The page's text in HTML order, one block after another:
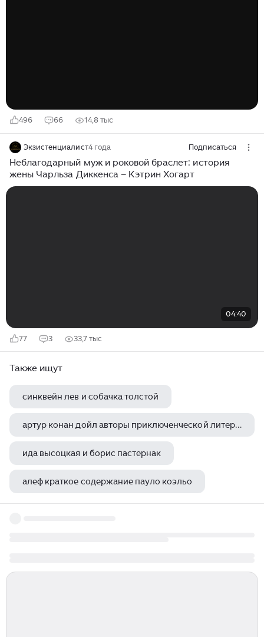
496 66 14,8 тыс
Экзистенциалист4 года Подписаться
Неблагодарный муж и роковой браслет: история
жены Чарльза Диккенса – Кэтрин Хогарт
04:40
77 3 33,7 тыс
Также ищут
синквейн лев и собачка толстой
артур конан дойл авторы приключенческой литературы
ида высоцкая и борис пастернак
алеф краткое содержание пауло коэльо